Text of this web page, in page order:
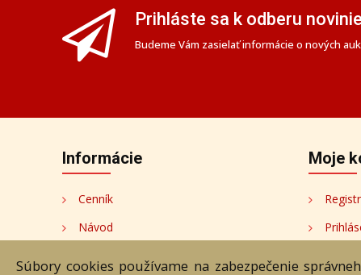
Prihláste sa k odberu
Budeme Vám zasielať informácie o nových
Informácie
Cenník
Návod
Moje
Súbory cookies používame na zabezpečenie